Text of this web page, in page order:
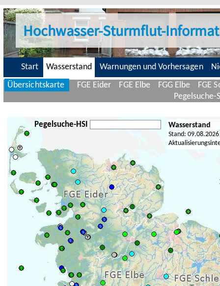
Hochwasser-Sturmflut-
Start Wasserstand Warnungen und Vorhersagen
Übersichtskarte
FGE Eider FGE Elbe FGG Elbe
FGE
Pegelsuche-
Pegelsuche-HSI Wasserstand
Stand: